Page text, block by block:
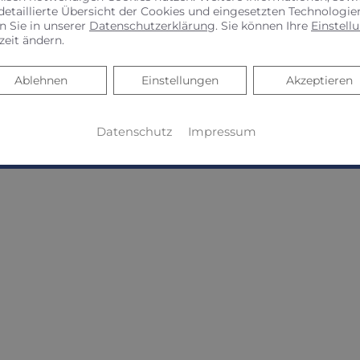
Online Termine anfragen!
Übersicht der Cookies und eingesetzten
Sie in unserer Datenschutzerklärung. Sie können Ihre
ändern.
Akzeptieren
Einstellungen
Ablehnen
Ablehnen
Datenschutz Impressum